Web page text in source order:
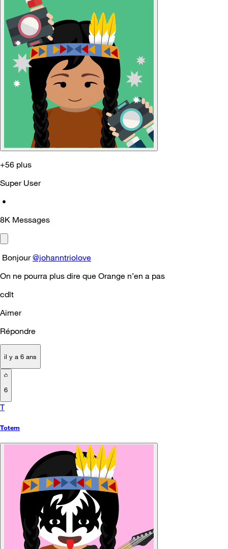
+56 plus
Super User
•
8K Messages
Bonjour@johanntriolove
On ne pourra plus dire que Orange n’en a pas
cdlt
Aimer
Répondre
il y a 6 ans
6
T
Totem